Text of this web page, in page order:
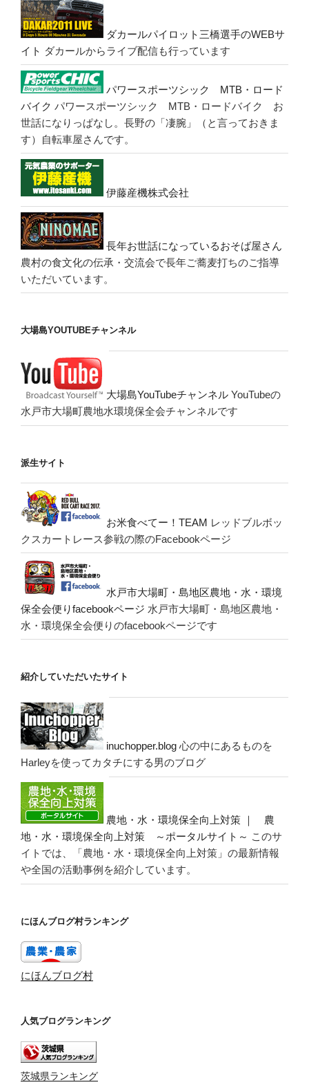
ダカールパイロット三橋選手のWEBサ
イト ダカールからライブ配信も行っています
パワースポーツシック MTB・ロード
バイク パワースポーツシック MTB・ロードバイク お
世話になりっぱなし。長野の「凄腕」（と言っておきま
す）自転車屋さんです。
伊藤産機株式会社
長年お世話になっているおそば屋さん
農村の食文化の伝承・交流会で長年ご蕎麦打ちのご指導
いただいています。
大場島YOUTUBEチャンネル
大場島YouTubeチャンネル YouTubeの
水戸市大場町農地水環境保全会チャンネルです
派生サイト
お米食べてー！TEAM レッドブルボッ
クスカートレース参戦の際のFacebookページ
水戸市大場町・島地区農地・水・環境
保全会便りfacebookページ 水戸市大場町・島地区農地・
水・環境保全会便りのfacebookページです
紹介していただいたサイト
inuchopper.blog 心の中にあるものを
Harleyを使ってカタチにする男のブログ
農地・水・環境保全向上対策 ｜ 農
地・水・環境保全向上対策 ～ポータルサイト～ このサ
イトでは、「農地・水・環境保全向上対策」の最新情報
や全国の活動事例を紹介しています。
にほんブログ村ランキング
にほんブログ村
人気ブログランキング
茨城県ランキング